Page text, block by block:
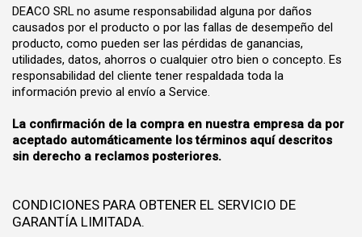
DEACO SRL no asume responsabilidad alguna por daños
causados por el producto o por las fallas de desempeño del
producto, como pueden ser las pérdidas de ganancias,
utilidades, datos, ahorros o cualquier otro bien o concepto. Es
responsabilidad del cliente tener respaldada toda la
información previo al envío a Service.
La confirmación de la compra en nuestra empresa da por
aceptado automáticamente los términos aquí descritos
sin derecho a reclamos posteriores.
CONDICIONES PARA OBTENER EL SERVICIO DE
GARANTÍA LIMITADA.